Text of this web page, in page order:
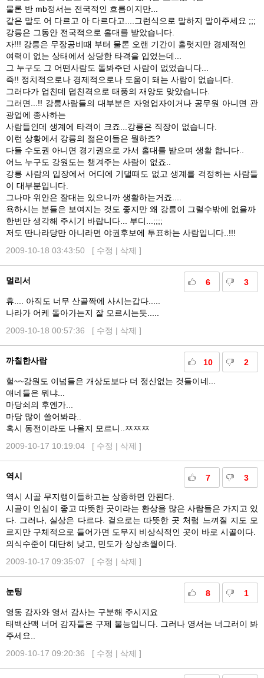
물론 반 mb정서는 전국적인 흐름이지만...
같은 말도 어 다르고 아 다르다고....그런식으로 말하지 말아주세요 ;;;
강릉은 그동안 전국적으로 홀대를 받았습니다.
자!!! 강릉은 무장공비때 부터 물론 오랜 기간이 흘럿지만 경제적인
여력이 없는 상태에서 상당한 타격을 입었는데...
그 누구도 그 어떤사람도 돌봐주던 사람이 없었습니다...
즉!! 정치적으로나 경제적으로나 도움이 돼는 사람이 없습니다.
그러다가 업친데 덥친격으로 태풍의 재앙도 맞았습니다.
그러면...!! 강릉사람들의 대부분은 자영업자이거나 공무원 아니면 관
광업에 종사하는
사람들인데 생계에 타격이 크죠...강릉은 직장이 없습니다.
이런 상황에서 강릉의 젊은이들은 뭘하죠?
다들 수도권 아니면 경기권으로 가서 홀대를 받으며 생활 합니다..
어느 누구도 강원도는 챙겨주는 사람이 없죠..
강릉 사람의 입장에서 어디에 기댈때도 없고 생계를 걱정하는 사람들
이 대부분입니다.
그나마 위안은 잘대는 있으니까 생활하는거죠....
욕하시는 분들은 보여지는 것도 좋지만 왜 강릉이 그럴수밖에 없을까
한번만 생각해 주시기 바랍니다... 부디...;;;;
저도 딴나라당만 아니라면 야권후보에 투표하는 사람입니다..!!!
2009-10-18 03:43:50 [ 수정 | 삭제 ]
6 3
멀리서
휴.... 아직도 너무 산골짝에 사시는갑다.....
나라가 어케 돌아가는지 잘 모르시는듯.....
2009-10-18 00:57:36 [ 수정 | 삭제 ]
10 2
까칠한사람
헐~~강원도 이넘들은 개상도보다 더 정신없는 것들이네...
얘네들은 뭐냐...
마당쇠의 후옌가...
마당 많이 쓸어봐라..
혹시 동전이라도 나올지 모르니..ㅉㅉㅉ
2009-10-17 10:19:04 [ 수정 | 삭제 ]
7 3
역시
역시 시골 무지랭이들하고는 상종하면 안된다.
시골이 인심이 좋고 따뜻한 곳이라는 환상을 많은 사람들은 가지고 있
다. 그러나, 실상은 다르다. 겉으로는 따뜻한 곳 처럼 느껴질 지도 모
르지만 구체적으로 들어가면 도무지 비상식적인 곳이 바로 시골이다.
의식수준이 대단히 낮고, 민도가 상상초월이다.
2009-10-17 09:35:07 [ 수정 | 삭제 ]
8 1
눈팅
영동 감자와 영서 감사는 구분해 주시지요
태백산맥 너머 감자들은 구제 불능입니다. 그러나 영서는 너그러이 봐
주세요..
2009-10-17 09:20:36 [ 수정 | 삭제 ]